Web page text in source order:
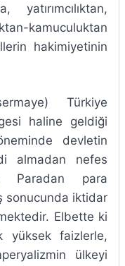
yatırımcılıktan,
kamuculuktan
hakimiyetinin
Türkiye
haline geldiği
devletin
almadan nefes
Paradan para
sonucunda iktidar
Elbette ki
yüksek faizlerle,
ülkeyi